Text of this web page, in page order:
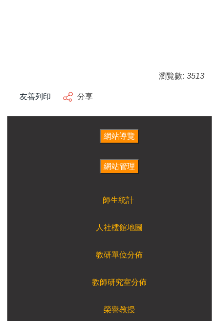
瀏覽數: 3513
友善列印 分享
師生統計
人社樓館地圖
教研單位分佈
教師研究室分佈
榮譽教授